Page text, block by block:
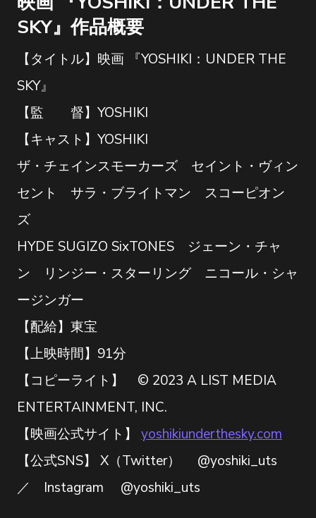
SKY』作品概要
【タイトル】映画 『YOSHIKI：UNDER THE
SKY』
【監 督】YOSHIKI
【キャスト】YOSHIKI
ザ・チェインスモーカーズ セイント・ヴィン
セント サラ・ブライトマン スコーピオン
ズ
HYDE SUGIZO SixTONES ジェーン・チャ
ン リンジー・スターリング ニコール・シャ
ージンガー
【配給】東宝
【上映時間】91分
【コピーライト】 © 2023 A LIST MEDIA
ENTERTAINMENT, INC.
【映画公式サイト】yoshikiunderthesky.com
【公式SNS】 X（Twitter） @yoshiki_uts
／ Instagram @yoshiki_uts